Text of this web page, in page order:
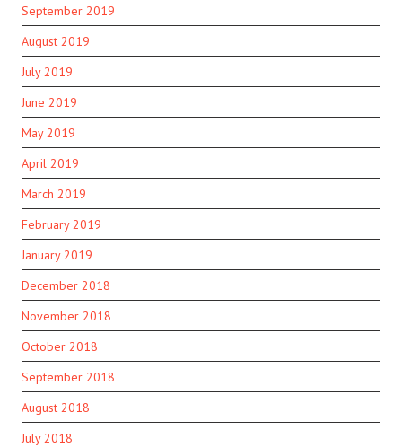
September 2019
August 2019
July 2019
June 2019
May 2019
April 2019
March 2019
February 2019
January 2019
December 2018
November 2018
October 2018
September 2018
August 2018
July 2018